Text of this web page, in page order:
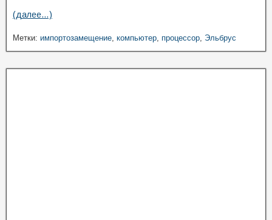
(далее…)
Метки: импортозамещение, компьютер, процессор, Эльбрус